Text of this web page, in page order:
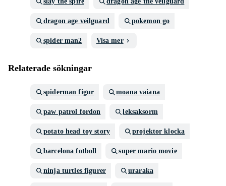
dragon age veilguard pokemon go
spider man2 Visa mer
Relaterade sökningar
spiderman figur moana vaiana
paw patrol fordon leksaksorm
potato head toy story projektor klocka
barcelona fotboll super mario movie
ninja turtles figurer uraraka